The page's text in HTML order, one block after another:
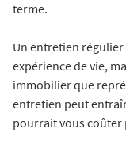
terme.
Un entretien
expérience de vie,
immobilier que
entretien peut
pourrait vous coûter